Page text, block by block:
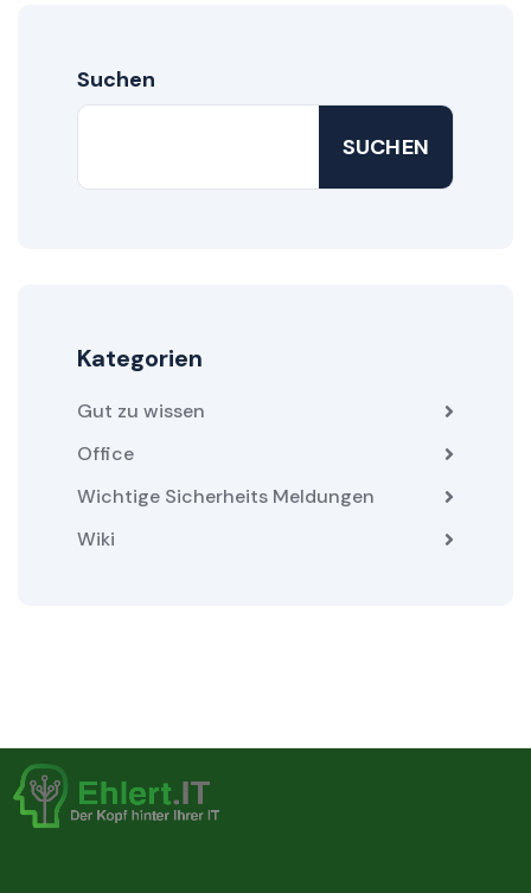
Suchen
SUCHEN
Kategorien
Gut zu wissen
Office
Wichtige Sicherheits Meldungen
Wiki